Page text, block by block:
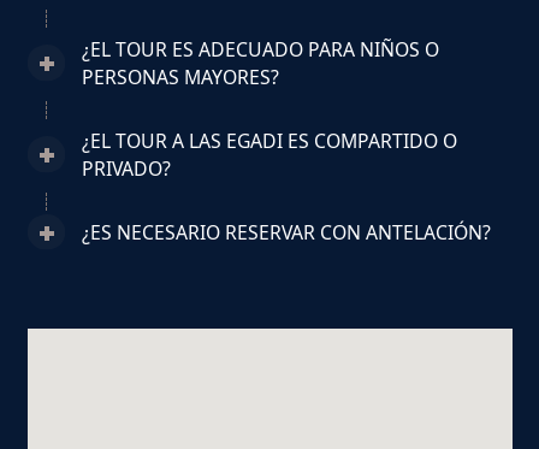
¿EL TOUR ES ADECUADO PARA NIÑOS O
PERSONAS MAYORES?
¿EL TOUR A LAS EGADI ES COMPARTIDO O
PRIVADO?
¿ES NECESARIO RESERVAR CON ANTELACIÓN?